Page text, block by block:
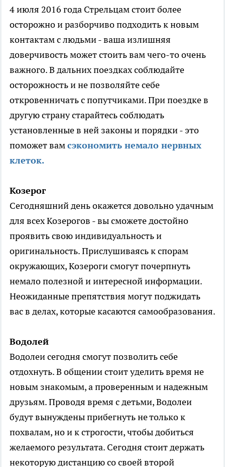
4 июля 2016 года Стрельцам стоит более
осторожно и разборчиво подходить к новым
контактам с людьми - ваша излишняя
доверчивость может стоить вам чего-то очень
важного. В дальних поездках соблюдайте
осторожность и не позволяйте себе
откровенничать с попутчиками. При поездке в
другую страну старайтесь соблюдать
установленные в ней законы и порядки - это
поможет вамсэкономить немало нервных
клеток.
Козерог
Сегодняшний день окажется довольно удачным
для всех Козерогов - вы сможете достойно
проявить свою индивидуальность и
оригинальность. Прислушиваясь к спорам
окружающих, Козероги смогут почерпнуть
немало полезной и интересной информации.
Неожиданные препятствия могут поджидать
вас в делах, которые касаются самообразования.
Водолей
Водолеи сегодня смогут позволить себе
отдохнуть. В общении стоит уделить время не
новым знакомым, а проверенным и надежным
друзьям. Проводя время с детьми, Водолеи
будут вынуждены прибегнуть не только к
похвалам, но и к строгости, чтобы добиться
желаемого результата. Сегодня стоит держать
некоторую дистанцию со своей второй